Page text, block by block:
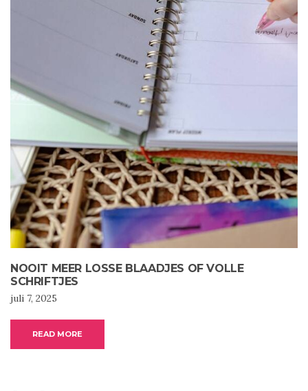
NOOIT MEER LOSSE BLAADJES OF VOLLE
SCHRIFTJES
juli 7, 2025
READ MORE